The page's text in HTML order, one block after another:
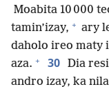
Moabita 10 000
tamin’izay, + ary
daholo ireo maty
aza. + 30 Dia
andro izay, ka